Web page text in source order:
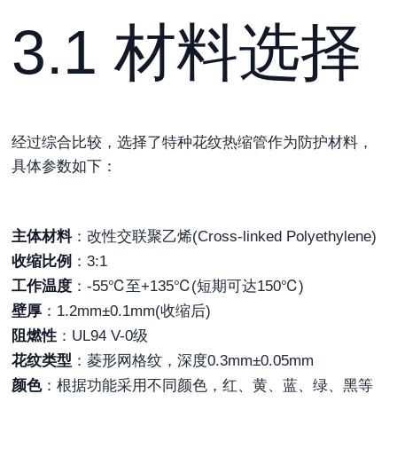
3.1 材料选择
经过综合比较，选择了特种花纹热缩管作为防护材料，
具体参数如下：
主体材料：改性交联聚乙烯(Cross-linked Polyethylene)
收缩比例 ：3:1
工作温度 ：-55℃至+135℃(短期可达150℃)
壁厚 ：1.2mm±0.1mm(收缩后)
阻燃性 ：UL94 V-0级
花纹类型 ：菱形网格纹，深度0.3mm±0.05mm
颜色：根据功能采用不同颜色，红、黄、蓝、绿、黑等